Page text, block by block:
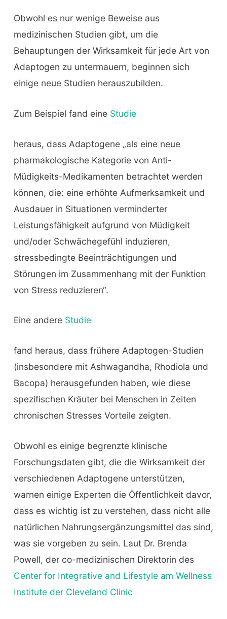
Obwohl es nur wenige Beweise aus
medizinischen Studien gibt, um die
Behauptungen der Wirksamkeit für jede Art von
Adaptogen zu untermauern, beginnen sich
einige neue Studien herauszubilden.
Zum Beispiel fand eine Studie
heraus, dass Adaptogene „als eine neue
pharmakologische Kategorie von Anti-
Müdigkeits-Medikamenten betrachtet werden
können, die: eine erhöhte Aufmerksamkeit und
Ausdauer in Situationen verminderter
Leistungsfähigkeit aufgrund von Müdigkeit
und/oder Schwächegefühl induzieren,
stressbedingte Beeinträchtigungen und
Störungen im Zusammenhang mit der Funktion
von Stress reduzieren“.
Eine andere Studie
fand heraus, dass frühere Adaptogen-Studien
(insbesondere mit Ashwagandha, Rhodiola und
Bacopa) herausgefunden haben, wie diese
spezifischen Kräuter bei Menschen in Zeiten
chronischen Stresses Vorteile zeigten.
Obwohl es einige begrenzte klinische
Forschungsdaten gibt, die die Wirksamkeit der
verschiedenen Adaptogene unterstützen,
warnen einige Experten die Öffentlichkeit davor,
dass es wichtig ist zu verstehen, dass nicht alle
natürlichen Nahrungsergänzungsmittel das sind,
was sie vorgeben zu sein. Laut Dr. Brenda
Powell, der co-medizinischen Direktorin des
Center for Integrative and Lifestyle am Wellness
Institute der Cleveland Clinic